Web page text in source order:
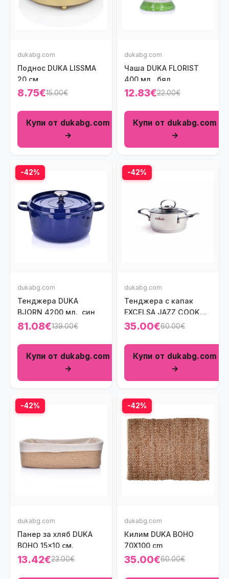
dukabg.com
Поднос DUKA LISSMA
20 см.
8.75€15.00€
Купи от dukabg.com
→
dukabg.com
Чаша DUKA FLORIST
400 мл., бял
12.83€22.00€
Купи от dukabg.com
→
-42%
dukabg.com
Тенджера DUKA
BJORN 4200 мл., син
81.08€139.00€
Купи от dukabg.com
→
-42%
dukabg.com
Тенджера с капак
ЕXCELSA JAZZ COOK
1600 мл.
35.00€60.00€
Купи от dukabg.com
→
-42%
dukabg.com
Панер за хляб DUKA
BOHO 15x10 см.
13.42€23.00€
-42%
dukabg.com
Килим DUKA BOHO
70X100 cm
35.00€60.00€